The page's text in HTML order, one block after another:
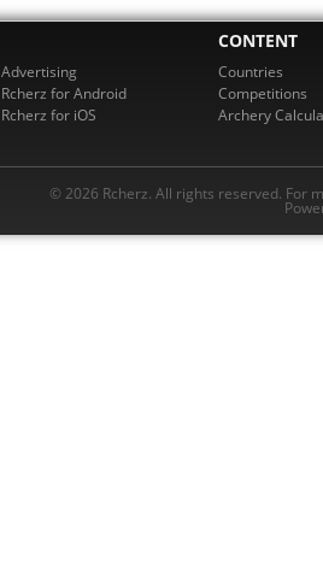
Advertising
Rcherz for Android
Rcherz for iOS
CONTENT
Countries
Competitions
Archery
© 2026 Rcherz. All rights reserved. For